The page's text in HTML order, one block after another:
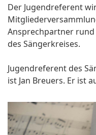
Der Jugendreferent
Ansprechpartner
des Sängerkreises.
Jugendreferent des
ist Jan Breuers. Er ist